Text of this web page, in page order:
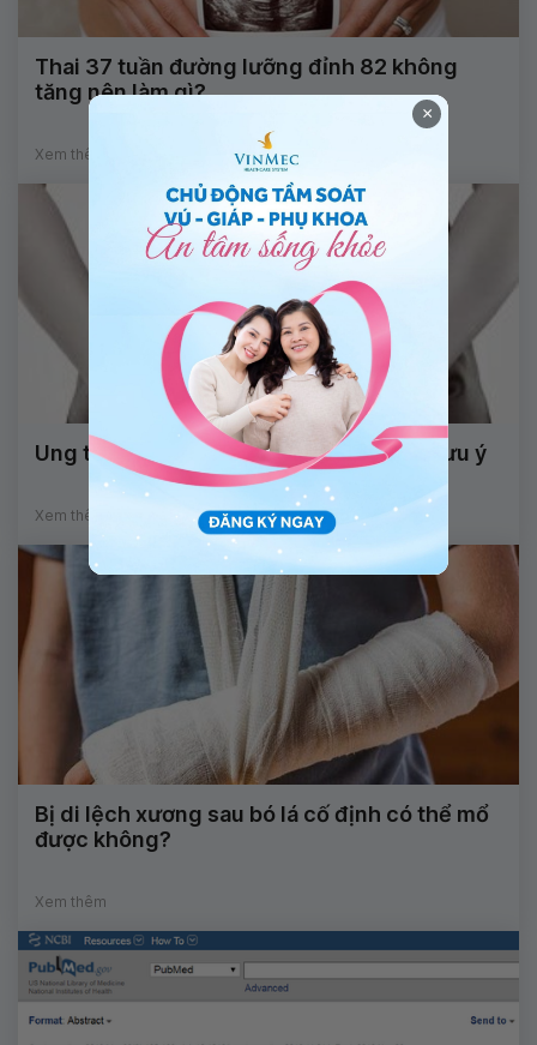
Thai 37 tuần đường lưỡng đỉnh 82 không
tăng nên làm gì?
Xem thêm
Ung thư cổ tử cung và những điều cần lưu ý
Xem thêm
Bị di lệch xương sau bó lá cố định có thể mổ
được không?
Xem thêm
×